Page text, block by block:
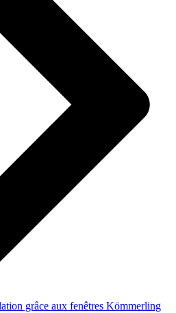
grâce aux fenêtres Kömmerling